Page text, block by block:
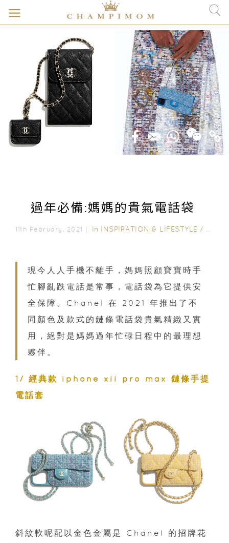
過年必備:媽媽的貴氣電話袋
11th February, 2021｜ In INSPIRATION & LIFESTYLE /
現今人人手機不離手，媽媽照顧寶寶時手
忙腳亂跌電話是常事，電話袋為它提供安
全保障。Chanel 在 2021 年推出了不
同顏色及款式的鏈條電話袋貴氣精緻又實
用，絕對是媽媽過年忙碌日程中的最理想
夥伴。
1/ 經典款 iphone xii pro max 鏈條手提
電話套
斜紋軟呢配以金色金屬是 Chanel 的招牌花